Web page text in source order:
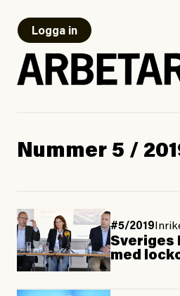
Logga in
Nummer 5 /
#5/2019
Sveriges
med